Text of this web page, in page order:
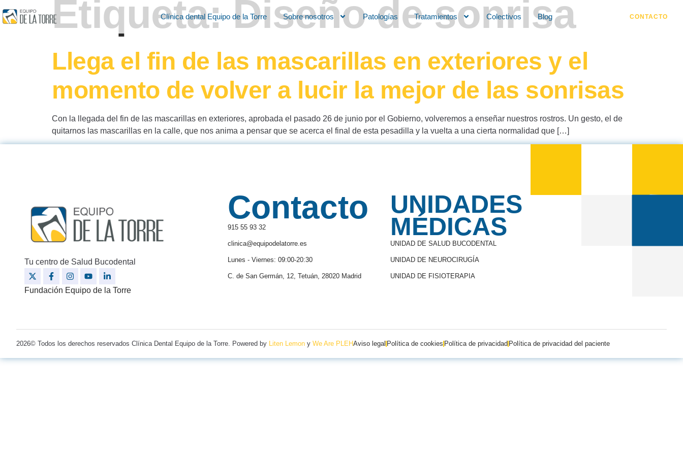
Clínica dental Equipo de la Torre Sobre nosotros Patologías Tratamientos Colectivos Blog CONTACTO
Etiqueta:Diseño de sonrisa
Llega el fin de las mascarillas en exteriores y el
momento de volver a lucir la mejor de las sonrisas
Con la llegada del fin de las mascarillas en exteriores, aprobada el pasado 26 de junio por el Gobierno, volveremos a enseñar nuestros rostros. Un gesto, el de
quitarnos las mascarillas en la calle, que nos anima a pensar que se acerca el final de esta pesadilla y la vuelta a una cierta normalidad que […]
Tu centro de Salud Bucodental
Fundación Equipo de la Torre
Contacto
915 55 93 32
clinica@equipodelatorre.es
Lunes - Viernes: 09:00-20:30
C. de San Germán, 12, Tetuán, 28020 Madrid
UNIDADES
MÉDICAS
UNIDAD DE SALUD BUCODENTAL
UNIDAD DE NEUROCIRUGÍA
UNIDAD DE FISIOTERAPIA
2026© Todos los derechos reservados Clínica Dental Equipo de la Torre. Powered by Liten Lemon y We Are PLEHAviso legal Política de cookies Política de privacidad Política de privacidad del paciente